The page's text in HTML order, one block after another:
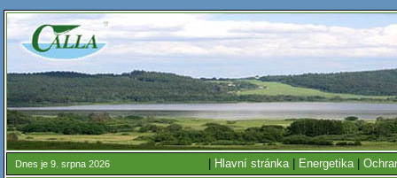
Dnes je 9. srpna 2026 Hlavní stránka| Energetika|